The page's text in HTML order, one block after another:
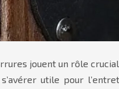
jouent un rôle
utile pour